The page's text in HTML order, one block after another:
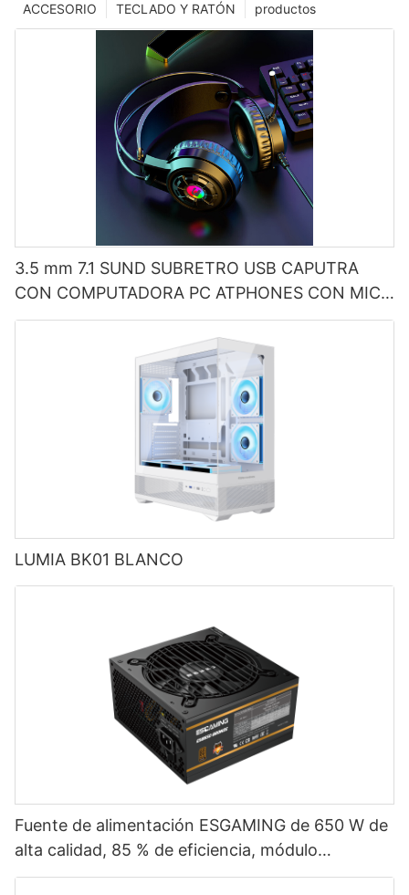
productos
TECLADO Y RATÓN
ACCESORIO
3.5 mm 7.1 SUND SUBRETRO USB CAPUTRA
CON COMPUTADORA PC ATPHONES CON MIC
FACTORY G550
LUMIA BK01 BLANCO
Fuente de alimentación ESGAMING de 650 W de
alta calidad, 85 % de eficiencia, módulo
completo, 80+ Bronze para PC de escritorio